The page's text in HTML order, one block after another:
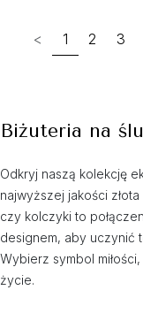
< 1 2 3
Biżuteria na
Odkryj naszą kolekcję
najwyższej jakości
czy kolczyki to
designem, aby uczynić
Wybierz symbol
życie.